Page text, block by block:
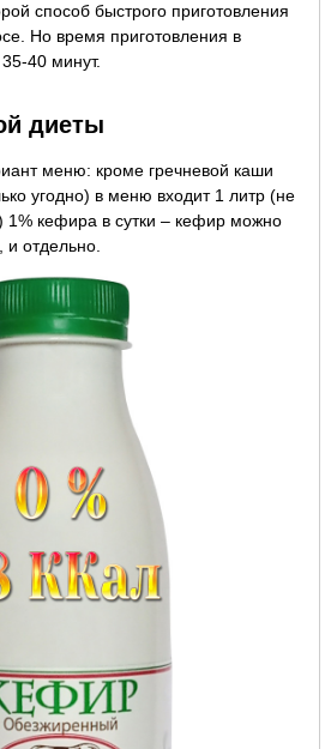
способ быстрого приготовления
Но время приготовления в
40 минут.
диеты
меню: кроме гречневой каши
угодно) в меню входит 1 литр (не
кефира в сутки – кефир можно
и отдельно.